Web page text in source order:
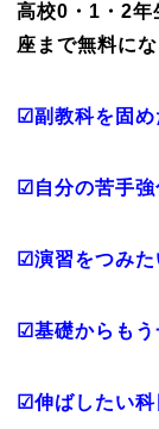
高校0・1・2年
座まで無料にな
☑副教科を固め
☑自分の苦手
☑演習をつみた
☑基礎からも
☑伸ばしたい科